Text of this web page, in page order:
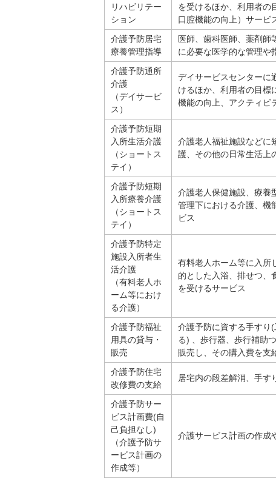
リハビリテー
ション
を受けるほか、利用者の
口腔機能の向上）サービ
介護予防居宅
療養管理指導
医師、歯科医師、薬剤師
に必要な医学的な管理や
介護予防通所
介護
（デイサービ
ス）
デイサービスセンターに
けるほか、利用者の目標
機能の向上、アクティビ
介護予防短期
入所生活介護
（ショートス
テイ）
介護老人福祉施設などに
護、その他の日常生活上
介護予防短期
入所療養介護
（ショートス
テイ）
介護老人保健施設、療養
管理下における介護、機
ビス
介護予防特定
施設入所者生
活介護
（有料老人ホ
ーム等におけ
る介護）
有料老人ホーム等に入所
的とした入浴、排せつ、
を受けるサービス
介護予防福祉
用具の貸与・
販売
介護予防に資する手すり
る) 、歩行器、歩行補助
販売し、その購入費を支
介護予防住宅
改修費の支給
居宅内の段差解消、手す
介護予防サー
ビス計画費(自
己負担なし)
（介護予防サ
ービス計画の
作成等）
介護サービス計画の作成